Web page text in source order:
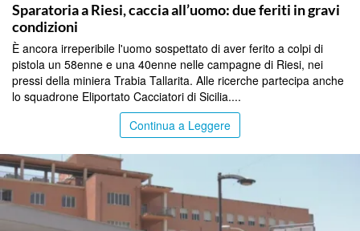
Sparatoria a Riesi, caccia all’uomo: due feriti in gravi
condizioni
È ancora irreperibile l'uomo sospettato di aver ferito a colpi di
pistola un 58enne e una 40enne nelle campagne di Riesi, nei
pressi della miniera Trabia Tallarita. Alle ricerche partecipa anche
lo squadrone Eliportato Cacciatori di Sicilia....
Continua a Leggere